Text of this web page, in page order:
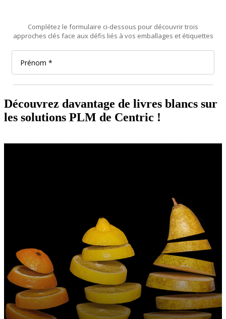
Découvrez davantage de livres blancs sur
les solutions PLM de Centric !